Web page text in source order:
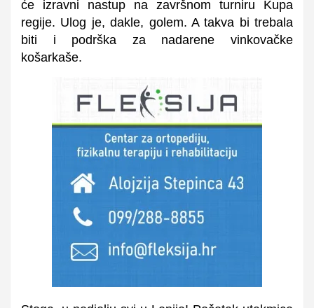
će izravni nastup na završnom turniru Kupa
regije. Ulog je, dakle, golem. A takva bi trebala
biti i podrška za nadarene vinkovačke
košarkaše.